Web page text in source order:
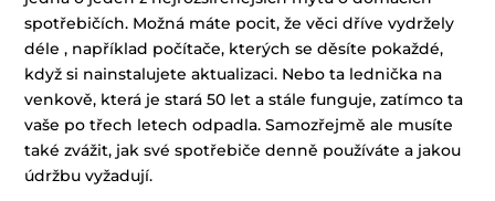
spotřebičích. Možná máte pocit, že věci dříve vydržely
déle , například počítače, kterých se děsíte pokaždé,
když si nainstalujete aktualizaci. Nebo ta lednička na
venkově, která je stará 50 let a stále funguje, zatímco ta
vaše po třech letech odpadla. Samozřejmě ale musíte
také zvážit, jak své spotřebiče denně používáte a jakou
údržbu vyžadují.